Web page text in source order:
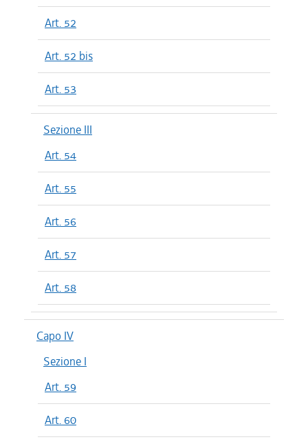
Art. 52
Art. 52 bis
Art. 53
Sezione III
Art. 54
Art. 55
Art. 56
Art. 57
Art. 58
Capo IV
Sezione I
Art. 59
Art. 60